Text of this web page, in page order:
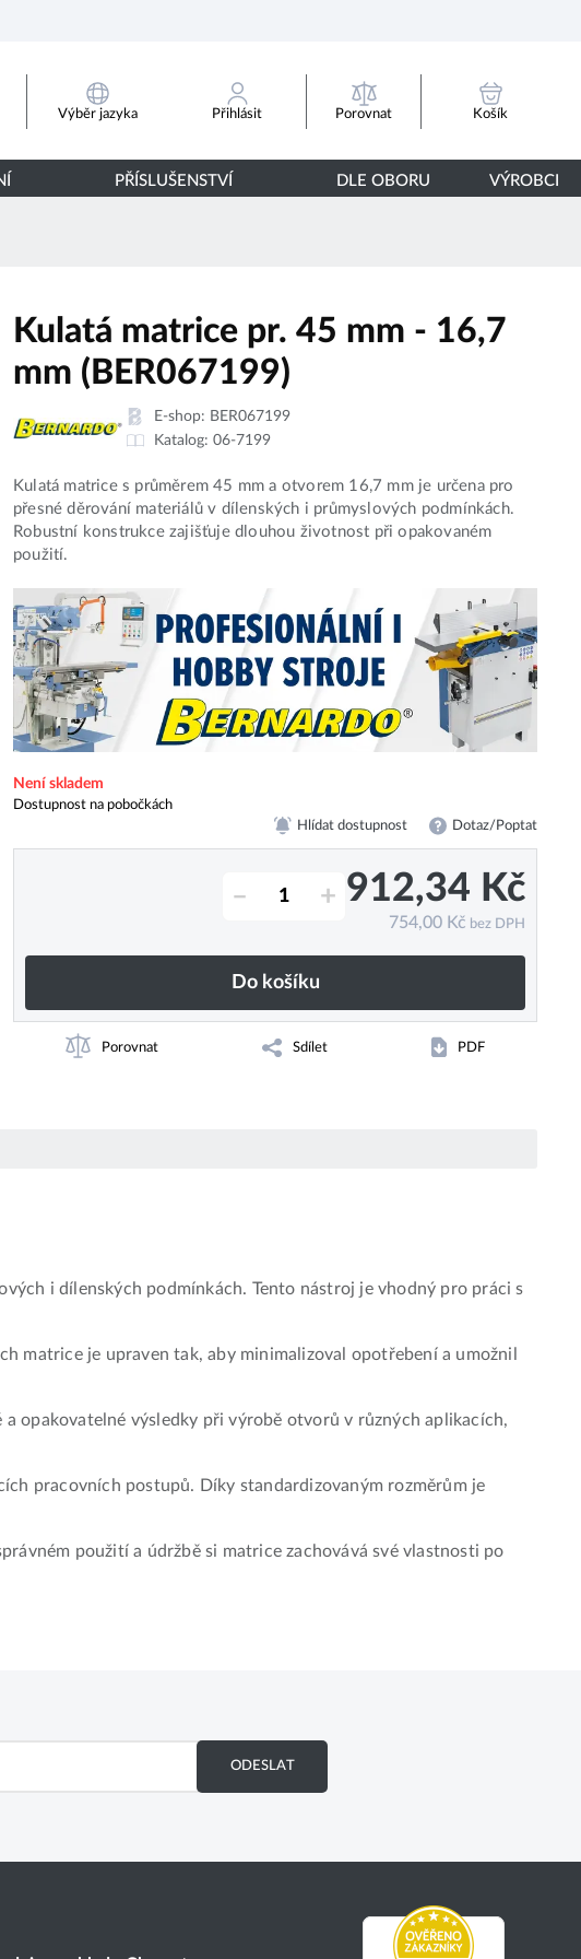
Výběr jazyka Přihlásit Porovnat Košík
PŘÍSLUŠENSTVÍ DLE OBORU VÝROBCI
Kulatá matrice pr. 45 mm - 16,7
mm (BER067199)
E-shop: BER067199
Katalog: 06-7199
Kulatá matrice s průměrem 45 mm a otvorem 16,7 mm je určena pro
přesné děrování materiálů v dílenských i průmyslových podmínkách.
Robustní konstrukce zajišťuje dlouhou životnost při opakovaném
použití.
Není skladem
Dostupnost na pobočkách
Hlídat dostupnost Dotaz/Poptat
– + 912,34 Kč
754,00 Kč bez DPH
Do košíku
Porovnat Sdílet PDF
i dílenských podmínkách. Tento nástroj je vhodný pro práci s
matrice je upraven tak, aby minimalizoval opotřebení a umožnil
opakovatelné výsledky při výrobě otvorů v různých aplikacích,
pracovních postupů. Díky standardizovaným rozměrům je
použití a údržbě si matrice zachovává své vlastnosti po
ODESLAT